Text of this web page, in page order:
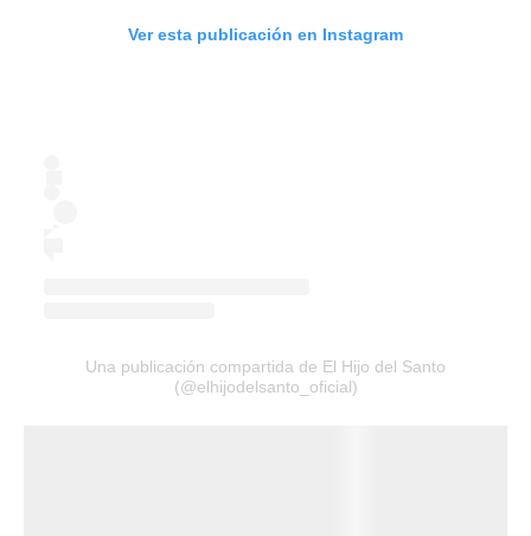
Ver esta publicación en Instagram
Una publicación compartida de El Hijo del Santo
(@elhijodelsanto_oficial)